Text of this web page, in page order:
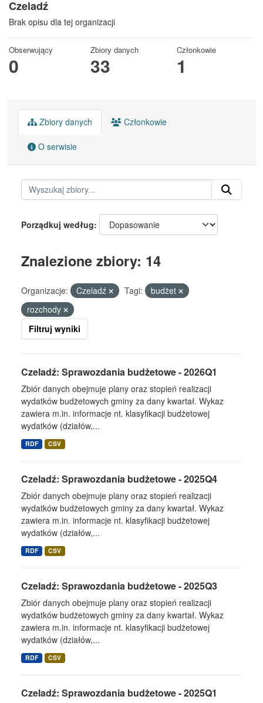
Czeladź
Brak opisu dla tej organizacji
Obserwujący
0
Zbiory danych
33
Członkowie
1
Zbiory danych Członkowie
O serwisie
Porządkuj według
Znalezione zbiory: 14
Organizacje: Czeladź Tagi:
budżet
rozchody
Filtruj wyniki
Czeladź: Sprawozdania budżetowe - 2026Q1
Zbiór danych obejmuje plany oraz stopień realizacji
wydatków budżetowych gminy za dany kwartał. Wykaz
zawiera m.in. informacje nt. klasyfikacji budżetowej
wydatków (działów,...
RDF CSV
Czeladź: Sprawozdania budżetowe - 2025Q4
Zbiór danych obejmuje plany oraz stopień realizacji
wydatków budżetowych gminy za dany kwartał. Wykaz
zawiera m.in. informacje nt. klasyfikacji budżetowej
wydatków (działów,...
RDF CSV
Czeladź: Sprawozdania budżetowe - 2025Q3
Zbiór danych obejmuje plany oraz stopień realizacji
wydatków budżetowych gminy za dany kwartał. Wykaz
zawiera m.in. informacje nt. klasyfikacji budżetowej
wydatków (działów,...
RDF CSV
Czeladź: Sprawozdania budżetowe - 2025Q1